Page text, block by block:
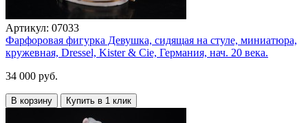
Артикул: 07033
Фарфоровая фигурка Девушка, сидящая на стуле, миниатюра,
кружевная, Dressel, Kister & Cie, Германия, нач. 20 века.
34 000 руб.
В корзину Купить в 1 клик